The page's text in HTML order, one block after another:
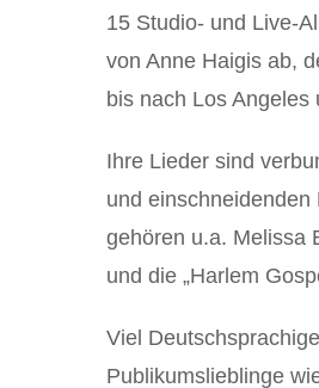
15 Studio- und Live-
von Anne Haigis ab,
bis nach Los
Ihre Lieder sind
und
gehören u.a. Melissa
und die „Harlem
Viel
Publikumslieblinge